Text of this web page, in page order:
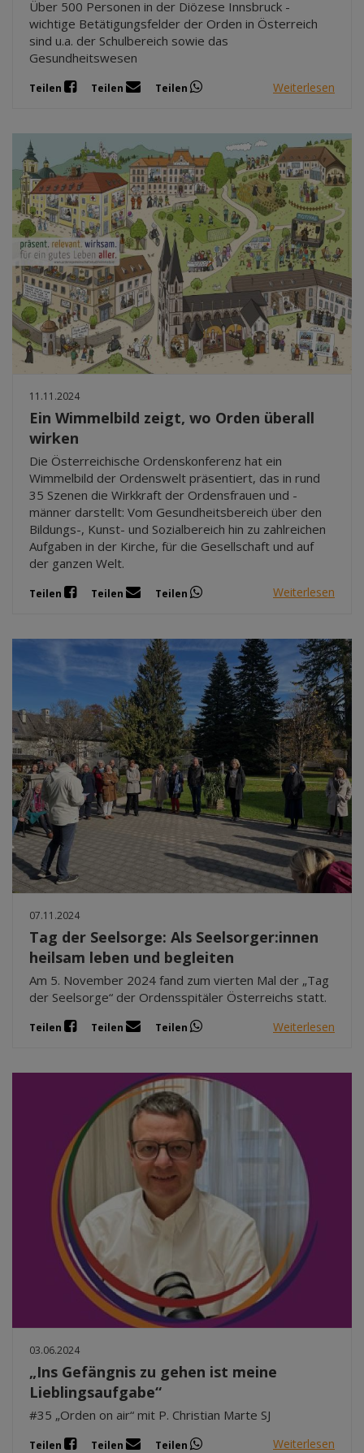
Über 500 Personen in der Diözese Innsbruck -
wichtige Betätigungsfelder der Orden in Österreich
sind u.a. der Schulbereich sowie das
Gesundheitswesen
Teilen Teilen Teilen Weiterlesen
11.11.2024
Ein Wimmelbild zeigt, wo Orden überall
wirken
Die Österreichische Ordenskonferenz hat ein
Wimmelbild der Ordenswelt präsentiert, das in rund
35 Szenen die Wirkkraft der Ordensfrauen und -
männer darstellt: Vom Gesundheitsbereich über den
Bildungs-, Kunst- und Sozialbereich hin zu zahlreichen
Aufgaben in der Kirche, für die Gesellschaft und auf
der ganzen Welt.
Teilen Teilen Teilen Weiterlesen
07.11.2024
Tag der Seelsorge: Als Seelsorger:innen
heilsam leben und begleiten
Am 5. November 2024 fand zum vierten Mal der „Tag
der Seelsorge“ der Ordensspitäler Österreichs statt.
Teilen Teilen Teilen Weiterlesen
03.06.2024
„Ins Gefängnis zu gehen ist meine
Lieblingsaufgabe“
#35 „Orden on air“ mit P. Christian Marte SJ
Teilen Teilen Teilen Weiterlesen